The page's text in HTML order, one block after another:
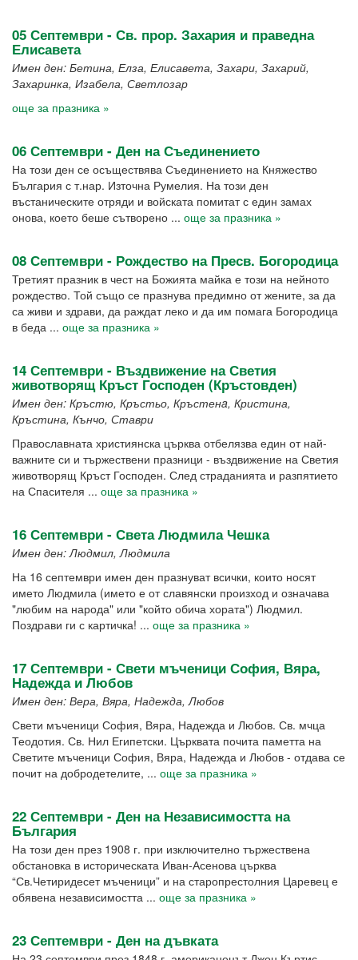
05 Септември - Св. прор. Захария и праведна
Елисавета
Имен ден: Бетина, Елза, Елисавета, Захари, Захарий,
Захаринка, Изабела, Светлозар
още за празника »
06 Септември - Ден на Съединението
На този ден се осъществява Съединението на Княжество
България с т.нар. Източна Румелия. На този ден
въстаническите отряди и войската помитат с един замах
онова, което беше сътворено ... още за празника »
08 Септември - Рождество на Пресв. Богородица
Третият празник в чест на Божията майка е този на нейното
рождество. Той също се празнува предимно от жените, за да
са живи и здрави, да раждат леко и да им помага Богородица
в беда ... още за празника »
14 Септември - Въздвижение на Светия
животворящ Кръст Господен (Кръстовден)
Имен ден: Кръстю, Кръстьо, Кръстенa, Кристина,
Кръстина, Кънчо, Ставри
Православната християнска църква отбелязва един от най-
важните си и тържествени празници - въздвижение на Светия
животворящ Кръст Господен. След страданията и разпятието
на Спасителя ... още за празника »
16 Септември - Света Людмила Чешка
Имен ден: Людмил, Людмила
На 16 септември имен ден празнуват всички, които носят
името Людмила (името е от славянски произход и означава
"любим на народа" или "който обича хората") Людмил.
Поздрави ги с картичка! ... още за празника »
17 Септември - Свети мъченици София, Вяра,
Надежда и Любов
Имен ден: Вера, Вяра, Надежда, Любов
Свети мъченици София, Вяра, Надежда и Любов. Св. мчца
Теодотия. Св. Нил Египетски. Църквата почита паметта на
Светите мъченици София, Вяра, Надежда и Любов - отдава се
почит на добродетелите, ... още за празника »
22 Септември - Ден на Независимостта на
България
На този ден през 1908 г. при изключително тържествена
обстановка в историческата Иван-Асенова църква
“Св.Четиридесет мъченици” и на старопрестолния Царевец е
обявена независимостта ... още за празника »
23 Септември - Ден на дъвката